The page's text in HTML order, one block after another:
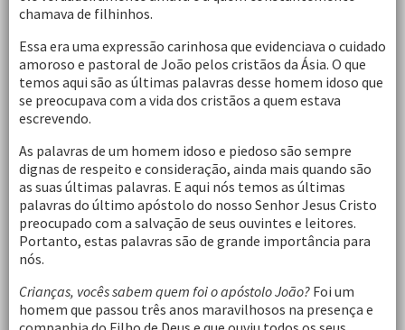
chamava de filhinhos.
Essa era uma expressão carinhosa que evidenciava o cuidado
amoroso e pastoral de João pelos cristãos da Ásia. O que
temos aqui são as últimas palavras desse homem idoso que
se preocupava com a vida dos cristãos a quem estava
escrevendo.
As palavras de um homem idoso e piedoso são sempre
dignas de respeito e consideração, ainda mais quando são
as suas últimas palavras. E aqui nós temos as últimas
palavras do último apóstolo do nosso Senhor Jesus Cristo
preocupado com a salvação de seus ouvintes e leitores.
Portanto, estas palavras são de grande importância para
nós.
Crianças, vocês sabem quem foi o apóstolo João? Foi um
homem que passou três anos maravilhosos na presença e